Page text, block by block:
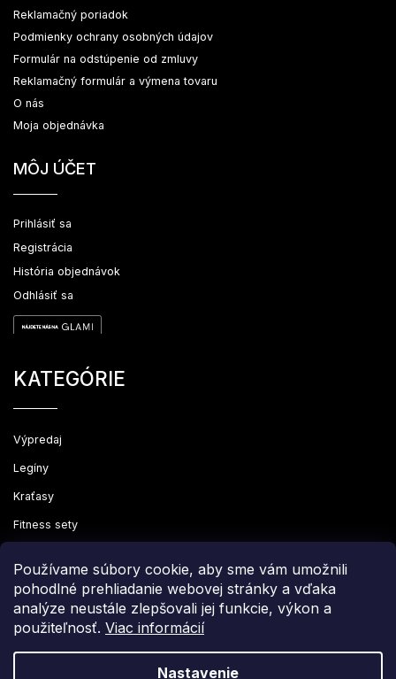
Používame súbory cookie, aby sme vám umožnili
pohodlné prehliadanie webovej stránky a vďaka
analýze neustále zlepšovali jej funkcie, výkon a
použiteľnosť. Viac informácií
Nastavenie
Reklamačný poriadok
Podmienky ochrany osobných údajov
Formulár na odstúpenie od zmluvy
Reklamačný formulár a výmena tovaru
O nás
Moja objednávka
MÔJ ÚČET
Prihlásiť sa
Registrácia
História objednávok
Odhlásiť sa
KATEGÓRIE
Výpredaj
Legíny
Kraťasy
Fitness sety